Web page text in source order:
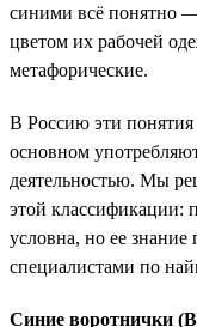
синими всё понятно
цветом их рабочей
метафорические.
В Россию эти
основном
деятельностью. Мы
этой классификации:
условна, но ее
специалистами по
Синие воротнички